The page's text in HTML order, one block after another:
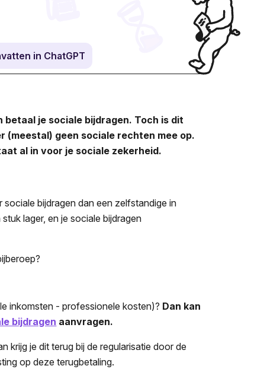
in ChatGPT
betaal je sociale bijdragen. Toch is dit
(meestal) geen sociale rechten mee op.
al in voor je sociale zekerheid.
bijdragen dan een zelfstandige in
lager, en je sociale bijdragen
inkomsten - professionele kosten)? Dan kan
bijdragen aanvragen.
krijg je dit terug bij de regularisatie door de
op deze terugbetaling.